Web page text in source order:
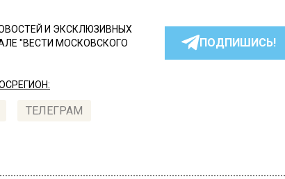
И ЭКСКЛЮЗИВНЫХ
"ВЕСТИ МОСКОВСКОГО
ПОДПИШИСЬ!
ТЕЛЕГРАМ